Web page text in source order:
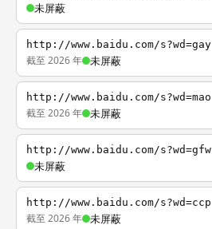
未屏蔽
http://www.baidu.com/s?wd=gay
截至 2026 年 未屏蔽
http://www.baidu.com/s?wd=mao
截至 2026 年 未屏蔽
http://www.baidu.com/s?wd=gfw
未屏蔽
http://www.baidu.com/s?wd=ccp
截至 2026 年 未屏蔽